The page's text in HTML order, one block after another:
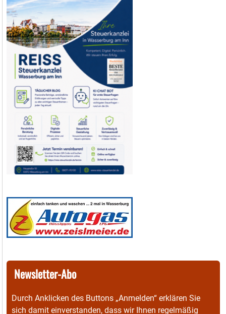
Newsletter-Abo
Durch Anklicken des Buttons „Anmelden“ erklären Sie
sich damit einverstanden, dass wir Ihnen regelmäßig